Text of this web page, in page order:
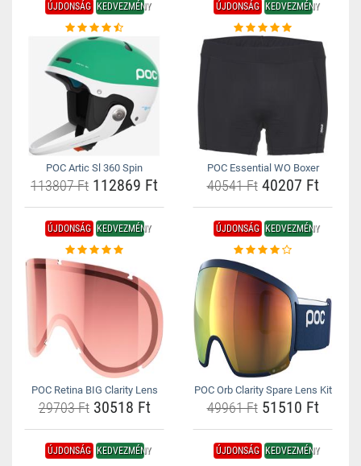
ÚJDONSÁG KEDVEZMÉNY
POC Artic Sl 360 Spin
113807 Ft 112869 Ft
ÚJDONSÁG KEDVEZMÉNY
POC Essential WO Boxer
40541 Ft40207 Ft
ÚJDONSÁG KEDVEZMÉNY
POC Retina BIG Clarity Lens
29703 Ft30518 Ft
ÚJDONSÁG KEDVEZMÉNY
POC Orb Clarity Spare Lens Kit
49961 Ft51510 Ft
ÚJDONSÁG KEDVEZMÉNY ÚJDONSÁG KEDVEZMÉNY